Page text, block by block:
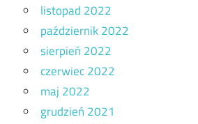
listopad 2022
październik 2022
sierpień 2022
czerwiec 2022
maj 2022
grudzień 2021